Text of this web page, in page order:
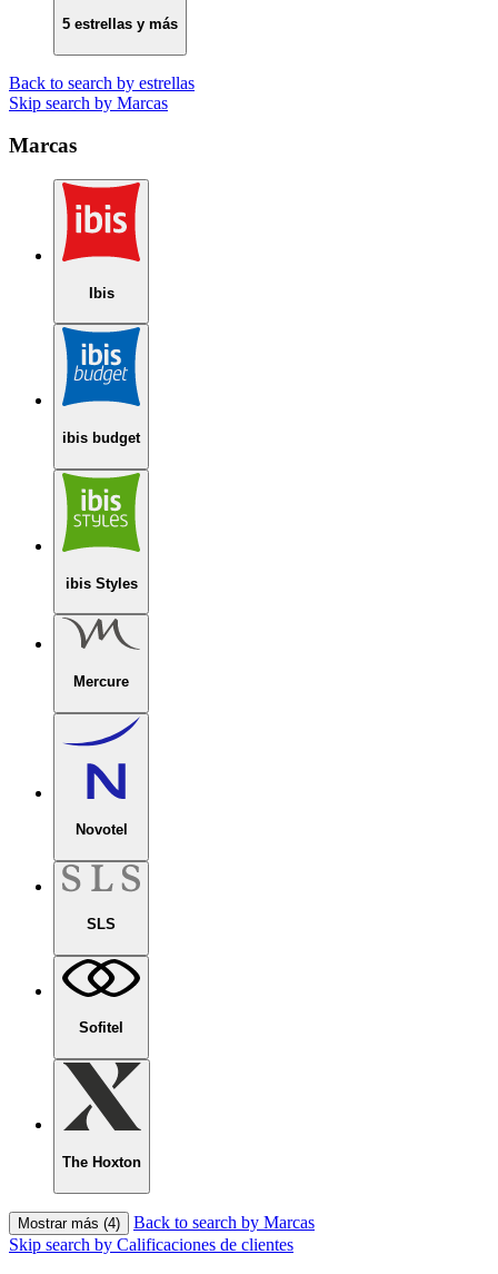
5 estrellas y más
Back to search by estrellas
Skip search by Marcas
Marcas
Ibis
ibis budget
ibis Styles
Mercure
Novotel
SLS
Sofitel
The Hoxton
Mostrar más (4)
Back to search by Marcas
Skip search by Calificaciones de clientes